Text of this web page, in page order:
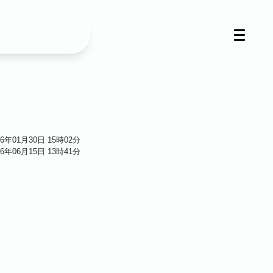
年01月30日 15時02分
年06月15日 13時41分